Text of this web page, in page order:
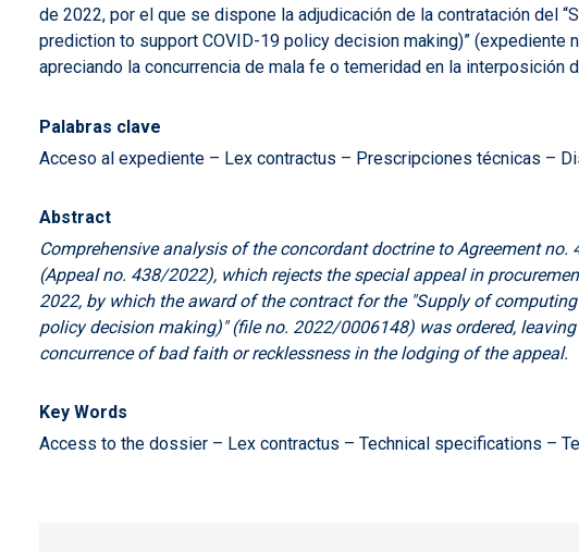
de 2022, por el que se dispone la adjudicación de la contratación del
prediction to support COVID-19 policy decision making)” (expediente
apreciando la concurrencia de mala fe o temeridad en la interposición
Palabras clave
Acceso al expediente – Lex contractus – Prescripciones técnicas –
Abstract
Comprehensive analysis of the concordant doctrine to Agreement
(Appeal no. 438/2022), which rejects the special appeal in
2022, by which the award of the contract for the "Supply of
policy decision making)" (file no. 2022/0006148) was ordered,
concurrence of bad faith or recklessness in the lodging of the appeal.
Key Words
Access to the dossier – Lex contractus – Technical specifications –